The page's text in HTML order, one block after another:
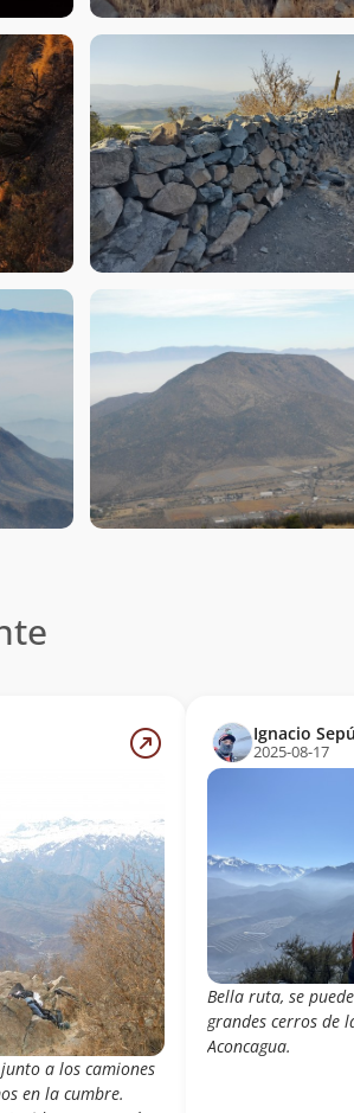
a los camiones
en la cumbre.
Ignacio
2025-08-17
Bella ruta, se
grandes cerros de
Aconcagua.